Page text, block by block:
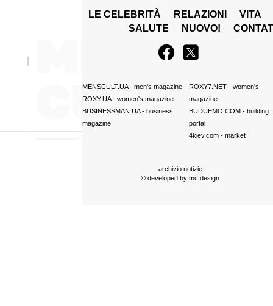
LE CELEBRITÀ RELAZIONI
VITA
SALUTE
NUOVO!
MENSCULT.UA- men's magazine
ROXY.UA- women's magazine
BUSINESSMAN.UA- business
magazine
ROXY7.NET- women's
magazine
BUDUEMO.COM- building
portal
4kiev.com- market
archivio notizie
© developed by mc design